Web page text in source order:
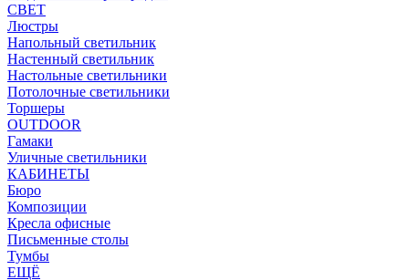
СВЕТ
Люстры
Напольный светильник
Настенный светильник
Настольные светильники
Потолочные светильники
Торшеры
OUTDOOR
Гамаки
Уличные светильники
КАБИНЕТЫ
Бюро
Композиции
Кресла офисные
Письменные столы
Тумбы
ЕЩЁ